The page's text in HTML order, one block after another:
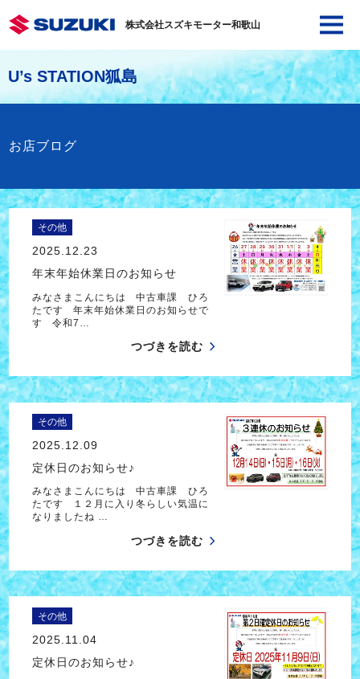
株式会社スズキモーター和歌山
U’s STATION狐島
お店ブログ
その他
2025.12.23
年末年始休業日のお知らせ
みなさまこんにちは 中古車課 ひろ
たです 年末年始休業日のお知らせで
す 令和7…
つづきを読む
その他
2025.12.09
定休日のお知らせ♪
みなさまこんにちは 中古車課 ひろ
たです １２月に入り冬らしい気温に
なりましたね …
つづきを読む
その他
2025.11.04
定休日のお知らせ♪